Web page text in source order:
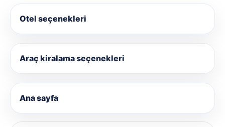
Otel seçenekleri
Araç kiralama seçenekleri
Ana sayfa